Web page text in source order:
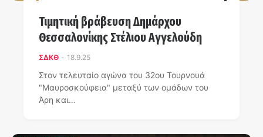
Τιμητική βράβευση Δημάρχου
Θεσσαλονίκης Στέλιου Αγγελούδη
ΣΔΚΘ - 18.9.25
Στον τελευταίο αγώνα του 32ου Τουρνουά
"Μαυροσκούφεια" μεταξύ των ομάδων του
Άρη και…